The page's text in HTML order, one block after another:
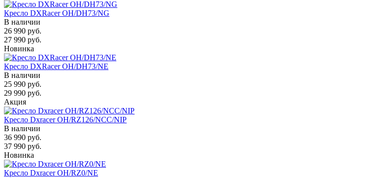
Кресло DXRacer OH/DH73/NG
В наличии
26 990 руб.
27 990 руб.
Новинка
Кресло DXRacer OH/DH73/NE
В наличии
25 990 руб.
29 990 руб.
Акция
Кресло Dxracer OH/RZ126/NCC/NIP
В наличии
36 990 руб.
37 990 руб.
Новинка
Кресло Dxracer OH/RZ0/NE